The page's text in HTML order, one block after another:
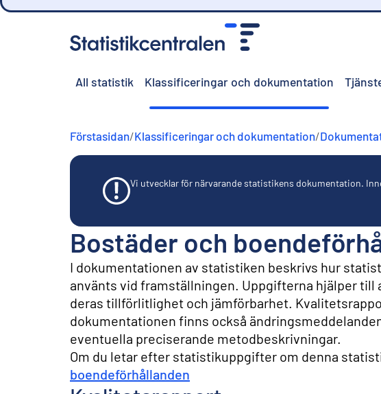
All statistik Klassificeringar och dokumentation
Förstasidan/Klassificeringar och dokumentation/
Vi utvecklar för närvarande statistikens dokumentation.
Bostäder och
I dokumentationen av statistiken beskrivs hur
använts vid framställningen. Uppgifterna hjälper
deras tillförlitlighet och jämförbarhet.
dokumentationen finns också
eventuella preciserande metodbeskrivningar.
Om du letar efter statistikuppgifter om denna
boendeförhållanden